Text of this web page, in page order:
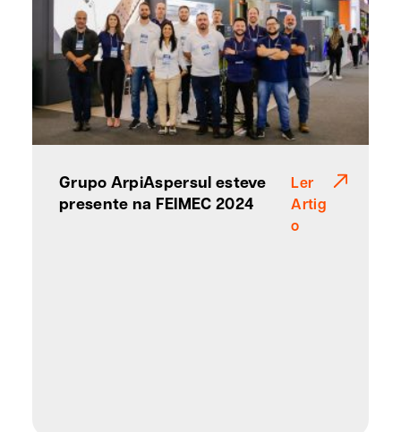
Grupo ArpiAspersul esteve
presente na FEIMEC 2024
Ler
Artig
o